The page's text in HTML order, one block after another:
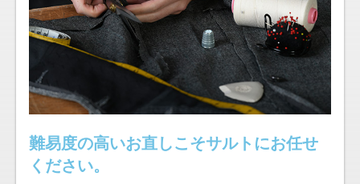
難易度の高いお直しこそサルトにお任せ
ください。